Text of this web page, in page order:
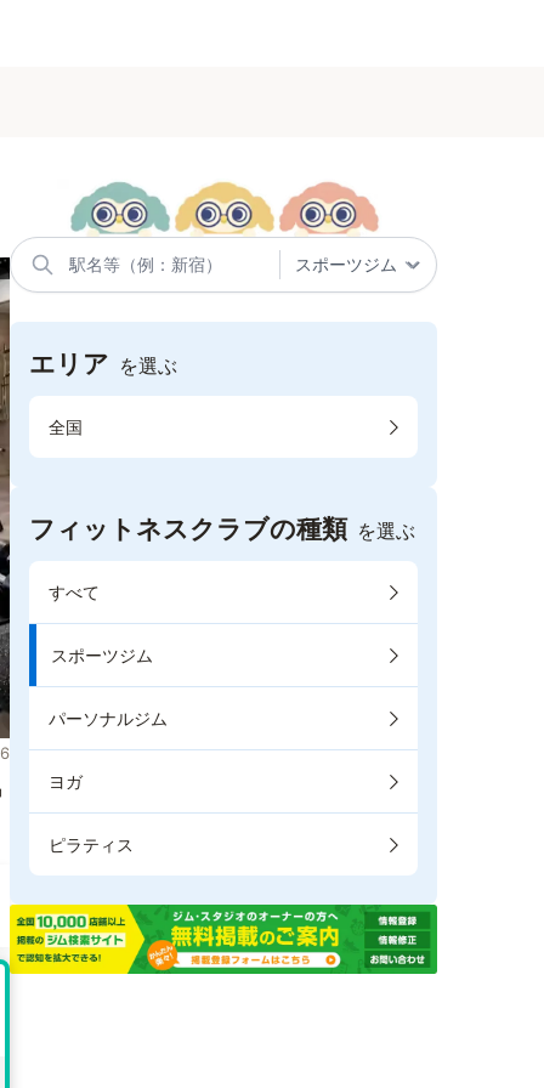
エリア を選ぶ
全国
フィットネスクラブの種類 を選ぶ
すべて
スポーツジム
パーソナルジム
ヨガ
ピラティス